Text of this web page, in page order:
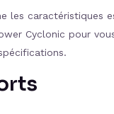
les caractéristiques
Cyclonic pour